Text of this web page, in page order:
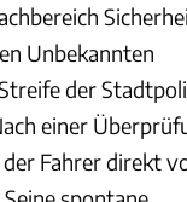
Unbekannten
der
einer
Fahrer direkt